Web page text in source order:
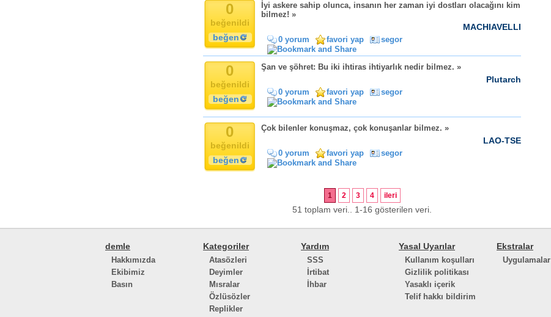
0
beğenildi
beğen
İyi askere sahip olunca, insanın her zaman iyi dostları olacağını kim
bilmez! »
MACHIAVELLI
0 yorum favori yap segor
0
beğenildi
beğen
Şan ve şöhret: Bu iki ihtiras ihtiyarlık nedir bilmez. »
Plutarch
0 yorum favori yap segor
0
beğenildi
beğen
Çok bilenler konuşmaz, çok konuşanlar bilmez. »
LAO-TSE
0 yorum favori yap segor
1 2 3 4 ileri
51 toplam veri.. 1-16 gösterilen veri.
demle
Hakkımızda
Ekibimiz
Basın
Kategoriler
Atasözleri
Deyimler
Mısralar
Özlüsözler
Replikler
Yardım
SSS
İrtibat
İhbar
Yasal Uyarılar
Kullanım koşulları
Gizlilik politikası
Yasaklı içerik
Telif hakkı bildirim
Ekstralar
Uygulamalar